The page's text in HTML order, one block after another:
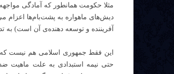
مثلا حکومت همانطور که آمادگی
دیش‌های ماهواره به پشت‌بام‌ها اعزام
آفریننده و توسعه دهنده‌ی آن است) به
این فقط جمهوری اسلامی هم نیست که
حتی نیمه استبدادی به علت ماهیت